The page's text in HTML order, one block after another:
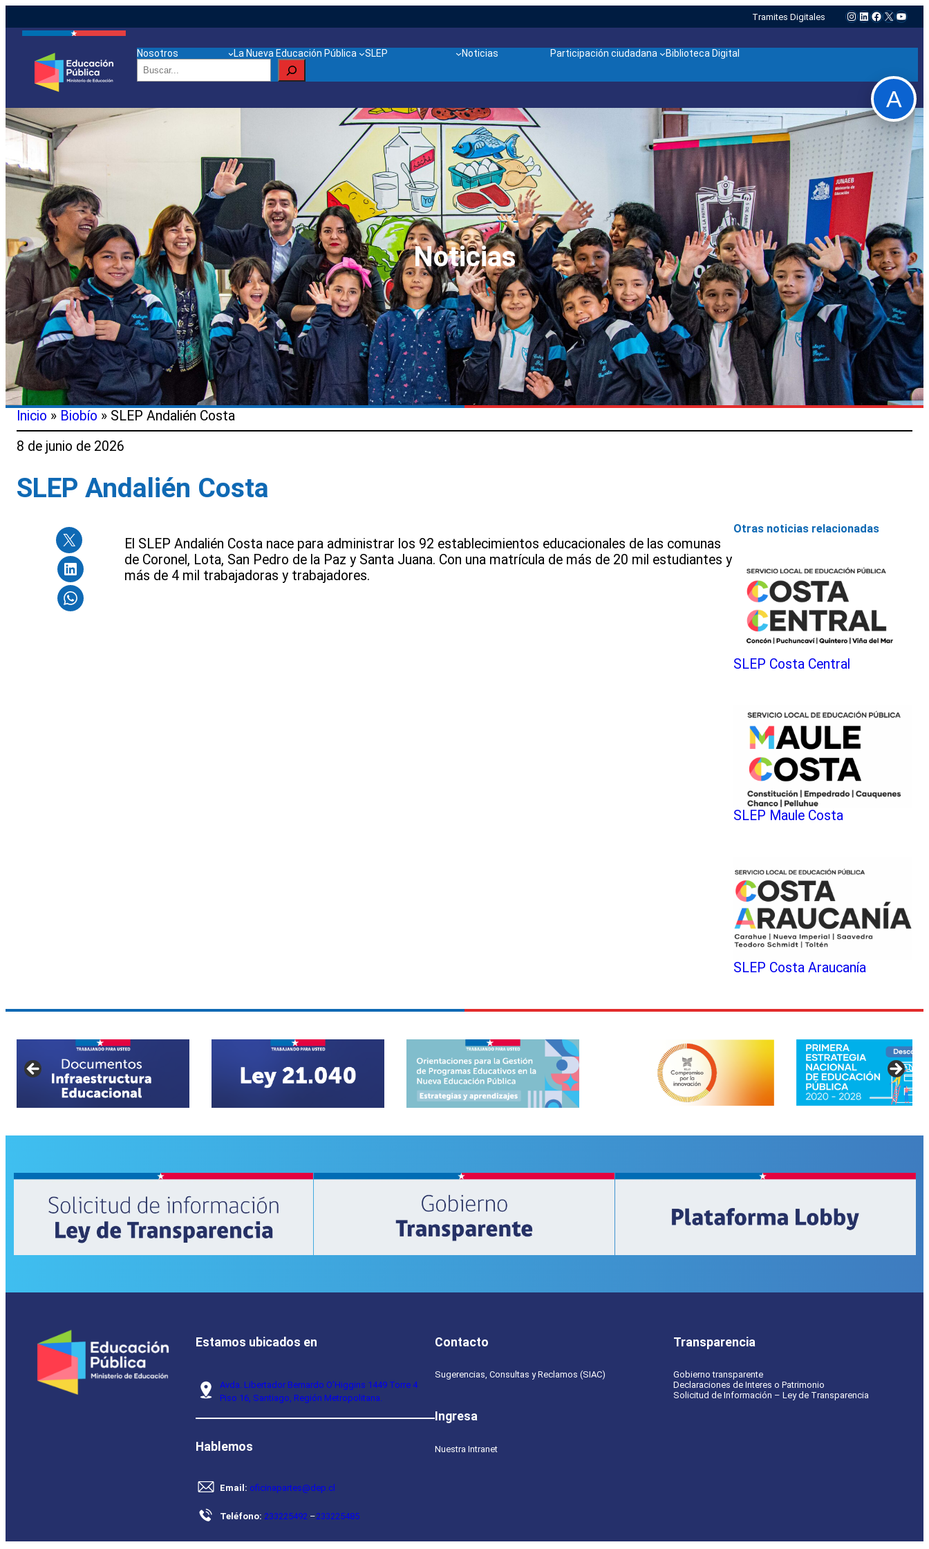
Tramites Digitales Instagram
LinkedIn
Facebook
X
Nosotros La Nueva Educación Pública SLEP Noticias Participación ciudadana
Biblioteca Digital
Buscar
Noticias
Inicio » Biobío » SLEP Andalién Costa
8 de junio de 2026
SLEP Andalién Costa
El SLEP Andalién Costa nace para administrar los 92 establecimientos educacionales de las comunas
de Coronel, Lota, San Pedro de la Paz y Santa Juana. Con una matrícula de más de 20 mil estudiantes y
más de 4 mil trabajadoras y trabajadores.
Otras noticias relacionadas
SLEP Costa Central
SLEP Maule Costa
SLEP Costa Araucanía
Estamos ubicados en
Avda. Libertador Bernardo O’Higgins 1449 Torre 4
Piso 16, Santiago, Región Metropolitana.
Hablemos
Email: oficinapartes@dep.cl
Teléfono: 233225492 –233225485
Contacto
Sugerencias, Consultas y Reclamos (SIAC)
Ingresa
Nuestra Intranet
Transparencia
Gobierno transparente
Declaraciones de Interes o Patrimonio
Solicitud de Información – Ley de Transparencia
A